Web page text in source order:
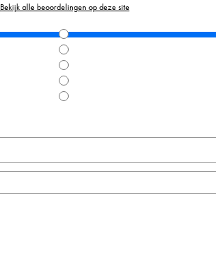
Bekijk alle beoordelingen op deze site